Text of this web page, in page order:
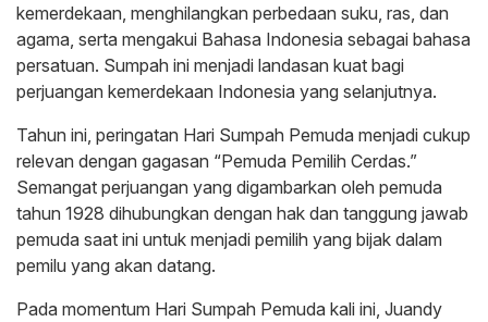
kemerdekaan, menghilangkan perbedaan suku, ras, dan
agama, serta mengakui Bahasa Indonesia sebagai bahasa
persatuan. Sumpah ini menjadi landasan kuat bagi
perjuangan kemerdekaan Indonesia yang selanjutnya.
Tahun ini, peringatan Hari Sumpah Pemuda menjadi cukup
relevan dengan gagasan “Pemuda Pemilih Cerdas.”
Semangat perjuangan yang digambarkan oleh pemuda
tahun 1928 dihubungkan dengan hak dan tanggung jawab
pemuda saat ini untuk menjadi pemilih yang bijak dalam
pemilu yang akan datang.
Pada momentum Hari Sumpah Pemuda kali ini, Juandy